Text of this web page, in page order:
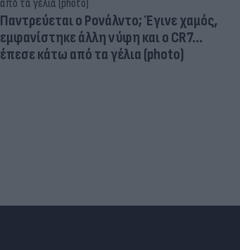
Παντρεύεται ο Ρονάλντο; Έγινε χαμός,
εμφανίστηκε άλλη νύφη και ο CR7…
έπεσε κάτω από τα γέλια (photo)